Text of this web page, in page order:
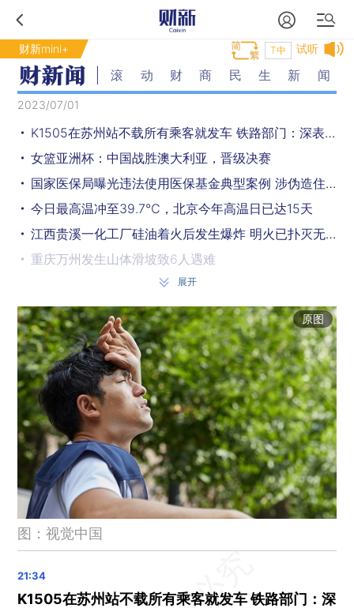
财新mini+ 试听
T中
滚动财商民生新闻
2023/07/01
K1505在苏州站不载所有乘客就发车 铁路部门：深表歉意
女篮亚洲杯：中国战胜澳大利亚，晋级决赛
国家医保局曝光违法使用医保基金典型案例 涉伪造住院、冒名使用等
今日最高温冲至39.7℃，北京今年高温日已达15天
江西贵溪一化工厂硅油着火后发生爆炸 明火已扑灭无人员伤亡
重庆万州发生山体滑坡致6人遇难
野猪正式调出“三有”名录 不意味着可以随意捕杀
苹果市值突破3万亿美元
第八批国家药品集采中选结果今起陆续在全国落地实施
四川成都到香港高铁7月1日首发 全程10小时
2023年暑运今天启动 为期62天
今年上半年电影总票房近263亿元，比去年同期增超五成
“男子欲跳楼遭围观者起哄”，苏州警方通报：行拘起哄者
海南警方通报一起持刀伤人案：嫌疑人已被控制
男子高铁站持水果刀捅伤两人，山西警方：嫌犯已被当场控制
高温黄色预警继续：京津冀等地局地可达40℃以上
展开
原图
图：视觉中国
K1505在苏州站不载所有乘客就发车 铁路部门：深